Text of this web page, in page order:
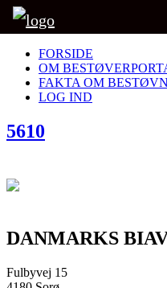
FORSIDE
OM
FAKTA OM
LOG IND
5610
DANMARKS
Fulbyvej 15